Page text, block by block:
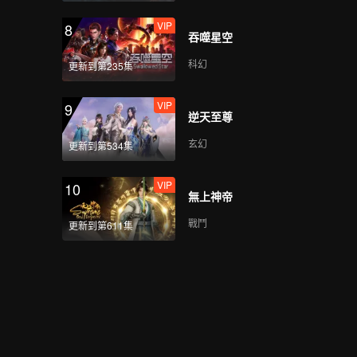
8
更新到第235集
VIP
吞噬星空
科幻
9
更新到第534集
VIP
逆天至尊
玄幻
10
更新到第611集
VIP
無上神帝
戰鬥